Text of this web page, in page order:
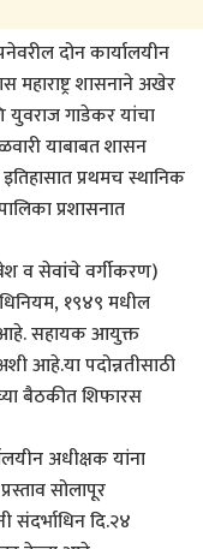
दोन कार्यालयीन
महाराष्ट्र शासनाने अखेर
गाडेकर यांचा
याबाबत शासन
प्रथमच स्थानिक
प्रशासनात
व सेवांचे वर्गीकरण)
१९४९ मधील
आहे. सहायक आयुक्त
आहे.या पदोन्नतीसाठी
बैठकीत शिफारस
अधीक्षक यांना
सोलापूर
दि.२४